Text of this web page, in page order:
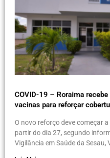
COVID-19 – Roraima
vacinas para reforçar
O novo reforço deve começar
partir do dia 27, segundo
Vigilância em Saúde da Sesau,